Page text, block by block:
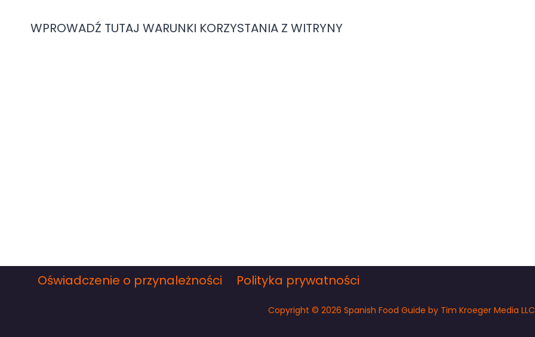
WPROWADŹ TUTAJ WARUNKI KORZYSTANIA Z WITRYNY
Oświadczenie o przynależności Polityka prywatności
Copyright © 2026 Spanish Food Guide by Tim Kroeger Media LLC